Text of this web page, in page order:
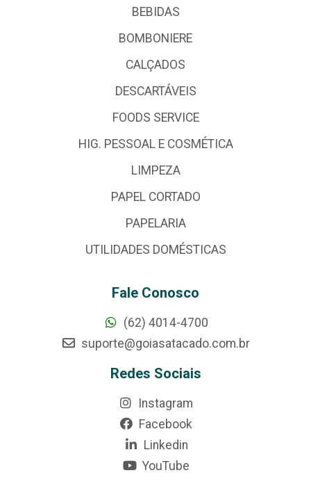
BEBIDAS
BOMBONIERE
CALÇADOS
DESCARTÁVEIS
FOODS SERVICE
HIG. PESSOAL E COSMÉTICA
LIMPEZA
PAPEL CORTADO
PAPELARIA
UTILIDADES DOMÉSTICAS
Fale Conosco
(62) 4014-4700
suporte@goiasatacado.com.br
Redes Sociais
Instagram
Facebook
Linkedin
YouTube